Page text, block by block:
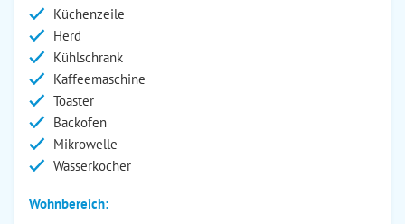
Küchenzeile
Herd
Kühlschrank
Kaffeemaschine
Toaster
Backofen
Mikrowelle
Wasserkocher
Wohnbereich: